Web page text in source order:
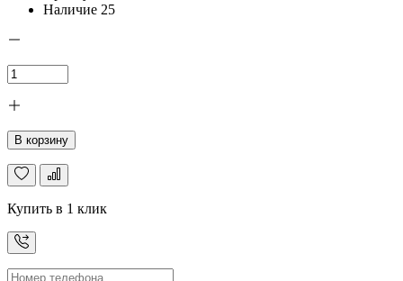
Наличие 25
В корзину
Купить в 1 клик